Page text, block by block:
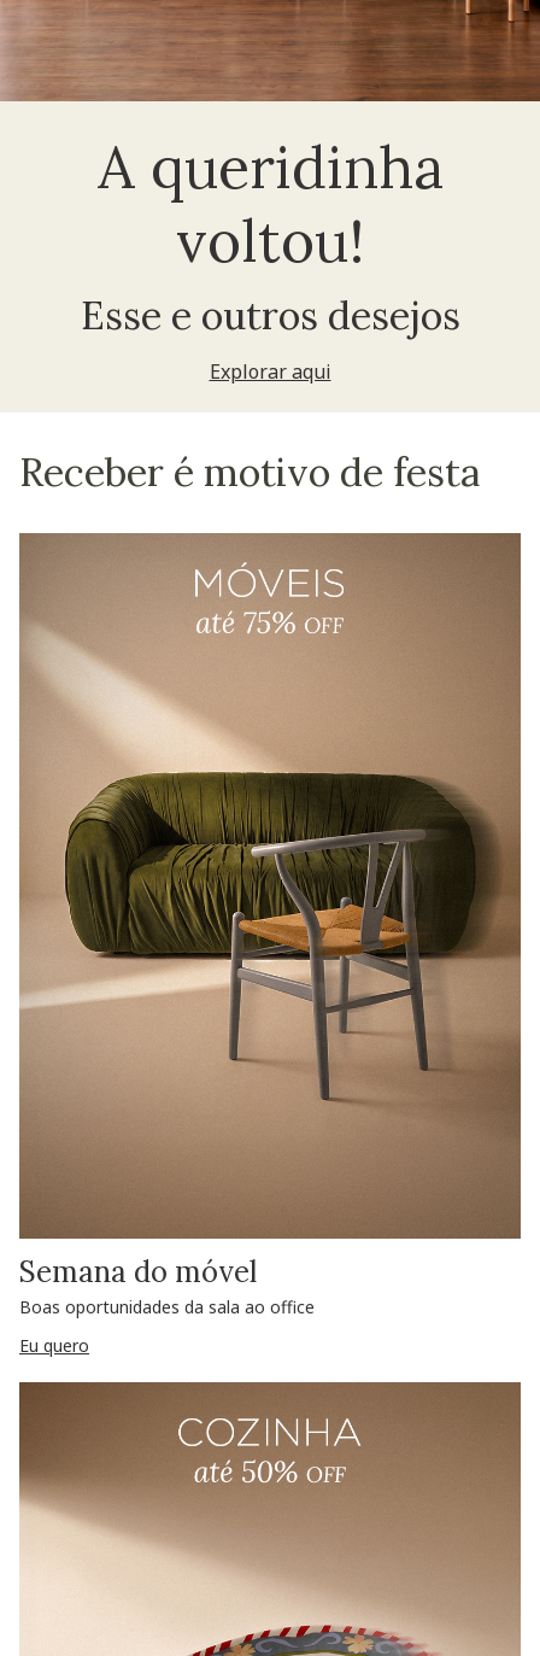
A queridinha
voltou!
Esse e outros desejos
Explorar aqui
Receber é motivo de festa
Semana do móvel
Boas oportunidades da sala ao office
Eu quero